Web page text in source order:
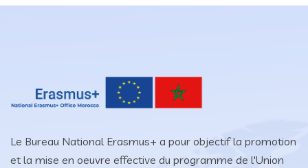
Le Bureau National Erasmus+ a pour objectif la promotion
et la mise en oeuvre effective du programme de l'Union